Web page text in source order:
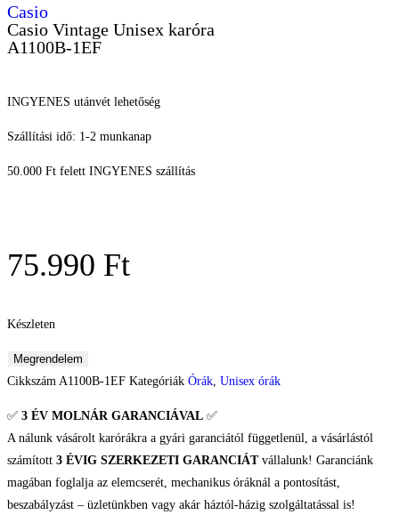
Casio
Casio Vintage Unisex karóra
A1100B-1EF
INGYENES utánvét lehetőség
Szállítási idő: 1-2 munkanap
50.000 Ft felett INGYENES szállítás
75.990 Ft
Készleten
Megrendelem
Cikkszám A1100B-1EF Kategóriák Órák Unisex órák
✅ 3 ÉV MOLNÁR GARANCIÁVAL ✅
A nálunk vásárolt karórákra a gyári garanciától függetlenül, a vásárlástól
számított 3 ÉVIG SZERKEZETI GARANCIÁTvállalunk! Garanciánk
magában foglalja az elemcserét, mechanikus óráknál a pontosítást,
beszabályzást – üzletünkben vagy akár háztól-házig szolgáltatással is!